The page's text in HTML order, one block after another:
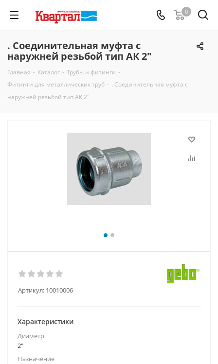
0
. Соединительная муфта с
наружней резьбой тип АК 2"
Главная - Каталог - Трубы и фитинги -
Фитинги для металлических труб - . Соединительная муфта с
наружней резьбой тип АК 2"
Артикул: 10010006
Характеристики
Диаметр
2"
Назначение